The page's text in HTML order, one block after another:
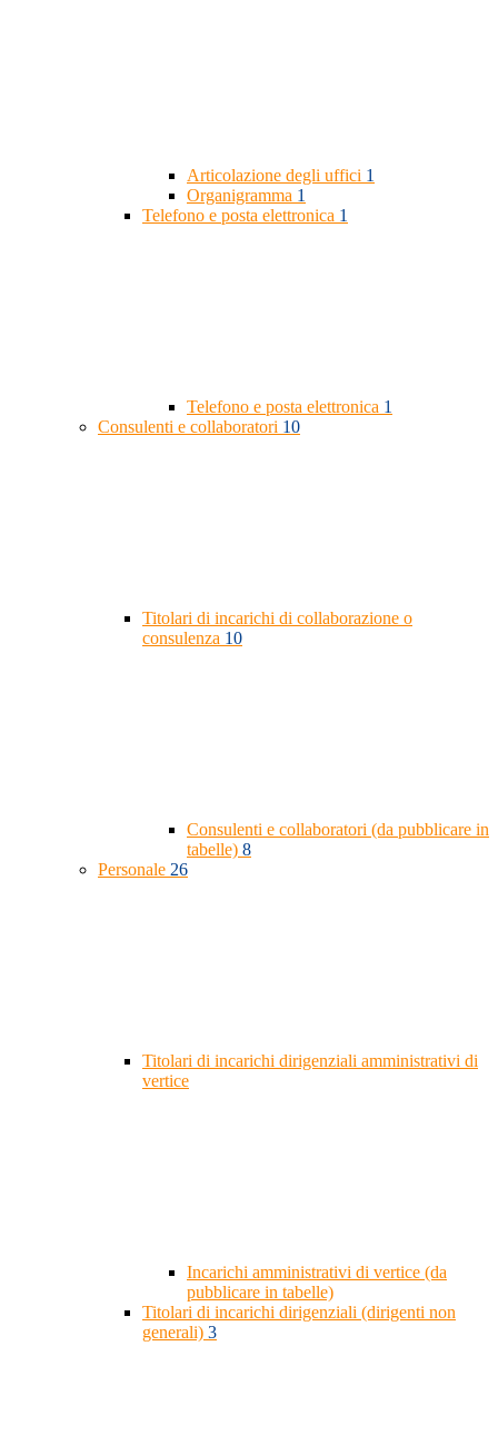
Articolazione degli uffici 1
Organigramma 1
Telefono e posta elettronica 1
Telefono e posta elettronica 1
Consulenti e collaboratori 10
Titolari di incarichi di collaborazione o
consulenza 10
Consulenti e collaboratori (da pubblicare in
tabelle) 8
Personale 26
Titolari di incarichi dirigenziali amministrativi di
vertice
Incarichi amministrativi di vertice (da
pubblicare in tabelle)
Titolari di incarichi dirigenziali (dirigenti non
generali) 3